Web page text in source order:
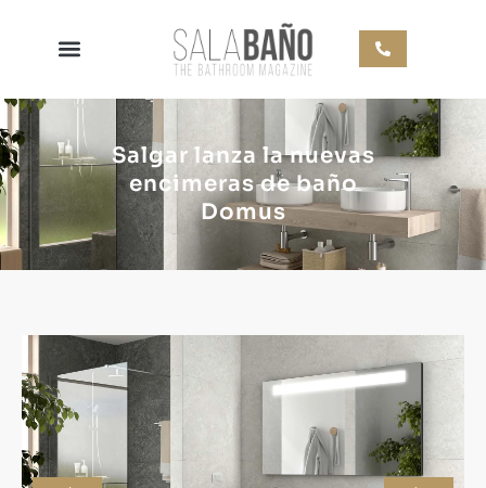
Salgar lanza la nuevas
encimeras de baño
Domus